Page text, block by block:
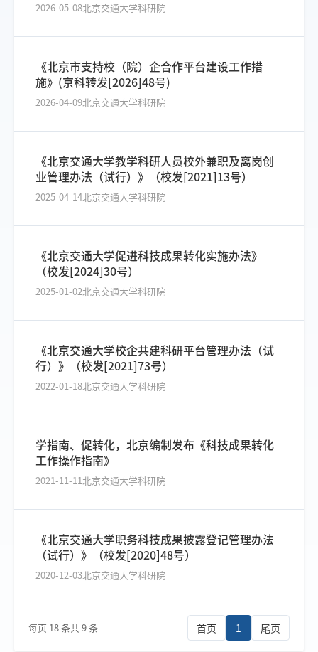
2026-05-08北京交通大学科研院
《北京市支持校（院）企合作平台建设工作措
施》(京科转发[2026]48号)
2026-04-09北京交通大学科研院
《北京交通大学教学科研人员校外兼职及离岗创
业管理办法（试行）》（校发[2021]13号）
2025-04-14北京交通大学科研院
《北京交通大学促进科技成果转化实施办法》
（校发[2024]30号）
2025-01-02北京交通大学科研院
《北京交通大学校企共建科研平台管理办法（试
行）》（校发[2021]73号）
2022-01-18北京交通大学科研院
学指南、促转化，北京编制发布《科技成果转化
工作操作指南》
2021-11-11北京交通大学科研院
《北京交通大学职务科技成果披露登记管理办法
（试行）》（校发[2020]48号）
2020-12-03北京交通大学科研院
每页 18 条共 9 条 首页 1 尾页